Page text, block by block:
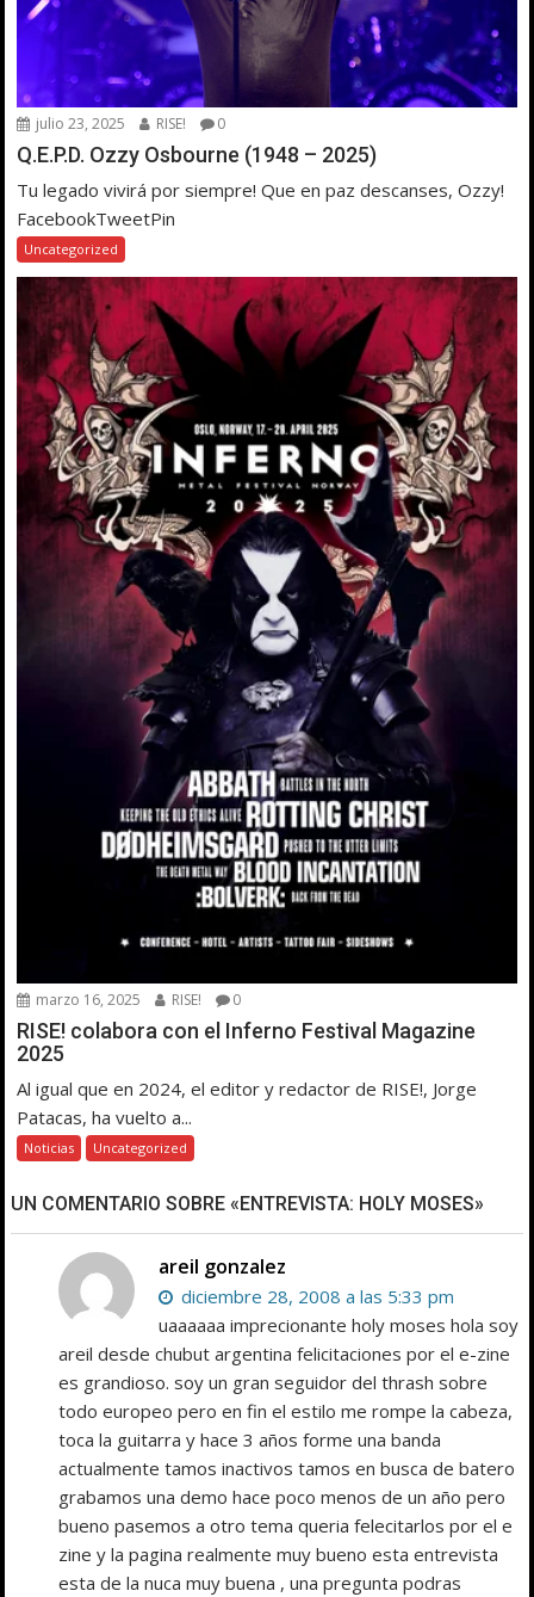
julio 23, 2025 RISE! 0
Q.E.P.D. Ozzy Osbourne (1948 – 2025)
Tu legado vivirá por siempre! Que en paz descanses, Ozzy!
FacebookTweetPin
Uncategorized
marzo 16, 2025 RISE! 0
RISE! colabora con el Inferno Festival Magazine
2025
Al igual que en 2024, el editor y redactor de RISE!, Jorge
Patacas, ha vuelto a...
Noticias Uncategorized
UN COMENTARIO SOBRE «ENTREVISTA: HOLY MOSES»
areil gonzalez
diciembre 28, 2008 a las 5:33 pm
uaaaaaa imprecionante holy moses hola soy
areil desde chubut argentina felicitaciones por el e-zine
es grandioso. soy un gran seguidor del thrash sobre
todo europeo pero en fin el estilo me rompe la cabeza,
toca la guitarra y hace 3 años forme una banda
actualmente tamos inactivos tamos en busca de batero
grabamos una demo hace poco menos de un año pero
bueno pasemos a otro tema queria felecitarlos por el e
zine y la pagina realmente muy bueno esta entrevista
esta de la nuca muy buena , una pregunta podras